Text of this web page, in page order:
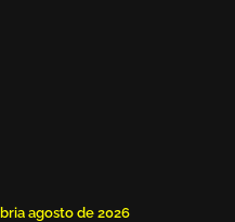
agosto de 2026